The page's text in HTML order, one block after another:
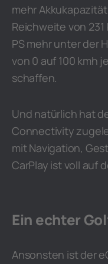
mehr
Reichweite von 231
PS mehr unter der
von 0 auf 100 kmh
schaffen.
Und natürlich hat
Connectivity
mit Navigation,
CarPlay ist voll auf
Ein echter
Ansonsten ist der